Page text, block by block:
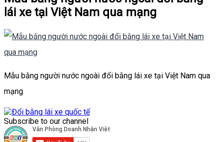
lái xe tại Việt Nam qua mạng
Mẫu bằng người nước ngoài đổi bằng lái xe tại Việt Nam qua
mạng
Subscribe to our channel